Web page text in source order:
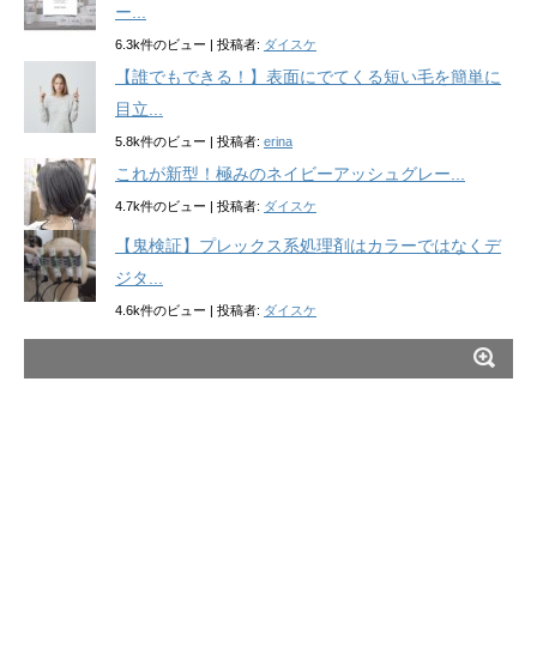
ー...
6.3k件のビュー 投稿者: ダイスケ
【誰でもできる！】表面にでてくる短い毛を簡単に
目立...
5.8k件のビュー 投稿者: erina
これが新型！極みのネイビーアッシュグレー...
4.7k件のビュー 投稿者: ダイスケ
【鬼検証】プレックス系処理剤はカラーではなくデ
ジタ...
4.6k件のビュー 投稿者: ダイスケ